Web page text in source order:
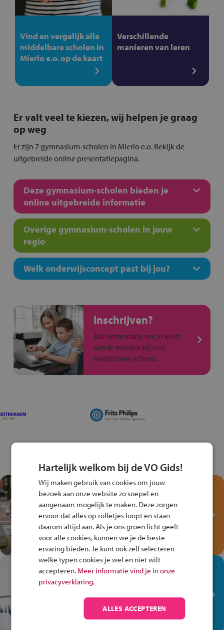
Vind en vergelijk alle
middelbare scholen in
Mierlo e.o. op de kaart
Verschillende
manieren van leren
Er valt veel te kiezen, wij helpen je graag
op weg
Er zijn 7 gymnasium-scholen in Mierlo e.o. Bekijk de
uitgebreide online presentatiepagina.
Deze gymnasium-scholen bieden je
online uitgebreide informatie
Overige gymnasium-scholen in jouw
regio
Welk onderwijsconcept past bij jou?
Inschrijven?
Alle informatie om je kind
aan te melden bij een
middelbare school.
Test je kennis met het
Fiets Veilig
Verkeersspel!
Speel het Fiets Veilig Verkeersspel
en win een Cortina-fiets!
In de winkel ben je op je
plek!
Ontdek via het vmbo jouw talent
op de winkelvloer, waar elke dag
anders is!
Hartelijk welkom bij de VO Gids!
Wij maken gebruik van cookies om jouw
bezoek aan onze website zo soepel en
aangenaam mogelijk te maken. Deze zorgen
ervoor dat alles op rolletjes loopt en staan
daarom altijd aan. Als je ons groen licht geeft
voor alle cookies, kunnen we je de beste
ervaring bieden. Je kunt ook zelf selecteren
welke typen cookies je wel en niet wilt
accepteren. Meer informatie vind je in onze
privacyverklaring.
ALLES ACCEPTEREN